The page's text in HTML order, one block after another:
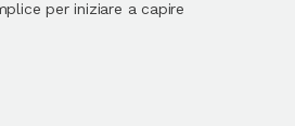
per iniziare a capire